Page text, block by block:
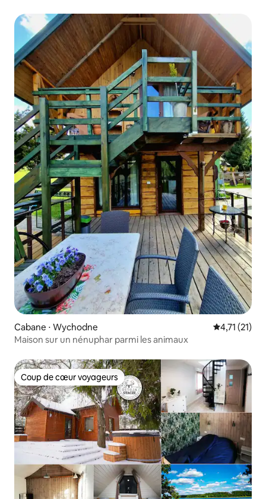
Cabane ⋅ Wychodne Évaluation
4,71 (21)
Maison sur un nénuphar parmi les animaux
Coup de cœur voyageurs
Coup de cœur voyageurs